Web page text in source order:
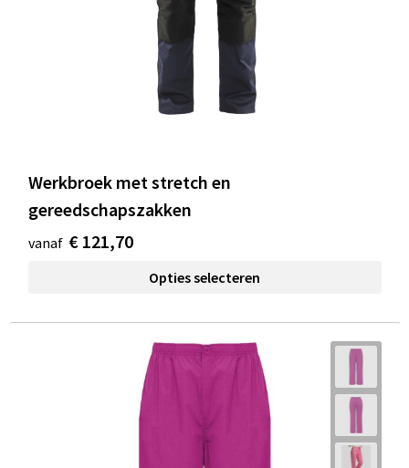
Werkbroek met stretch en
gereedschapszakken
vanaf € 121,70
Opties selecteren